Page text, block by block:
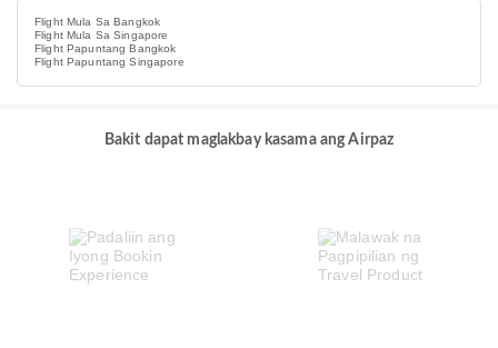
Flight Mula Sa Bangkok
Flight Mula Sa Singapore
Flight Papuntang Bangkok
Flight Papuntang Singapore
Bakit dapat maglakbay kasama ang Airpaz